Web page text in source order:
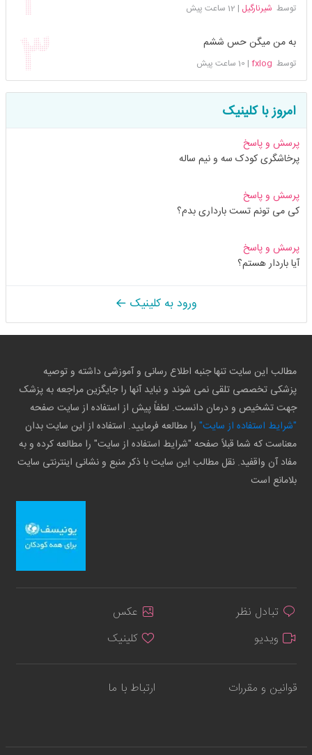
توسط شیرنارگیل | 12 ساعت پیش
به من میگن حس ششم
توسط fxlog
| 10 ساعت پیش
امروز با کلینیک
پرسش و پاسخ
پرخاشگری کودک سه و نیم ساله
پرسش و پاسخ
کی می تونم تست بارداری بدم؟
پرسش و پاسخ
آیا باردار هستم؟
ورود به کلینیک
مطالب این سایت تنها جنبه اطلاع رسانی و آموزشی داشته و توصیه
پزشکی تخصصی تلقی نمی شوند و نباید آنها را جایگزین مراجعه به پزشک
جهت تشخیص و درمان دانست. لطفاً پیش از استفاده از سایت صفحه
"شرایط استفاده از سایت" را مطالعه فرمایید. استفاده از این سایت بدان
معناست که شما قبلاً صفحه "شرایط استفاده از سایت" را مطالعه کرده و به
مفاد آن واقفید. نقل مطالب این سایت با ذکر منبع و نشانی اینترنتی سایت
بلامانع است
تبادل نظر
عکس
ویدیو
کلینیک
قوانین و مقررات ارتباط با ما